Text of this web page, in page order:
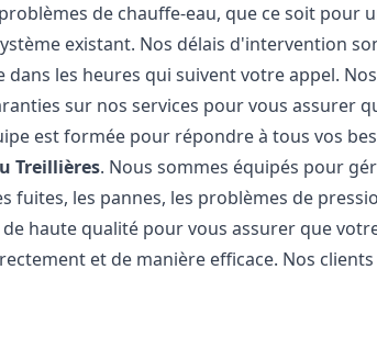
de chauffe-eau, que ce soit pour
existant. Nos délais d'intervention
les heures qui suivent votre appel.
sur nos services pour vous assurer
est formée pour répondre à tous vos
Treillières. Nous sommes équipés pour
fuites, les pannes, les problèmes de
haute qualité pour vous assurer que
et de manière efficace. Nos